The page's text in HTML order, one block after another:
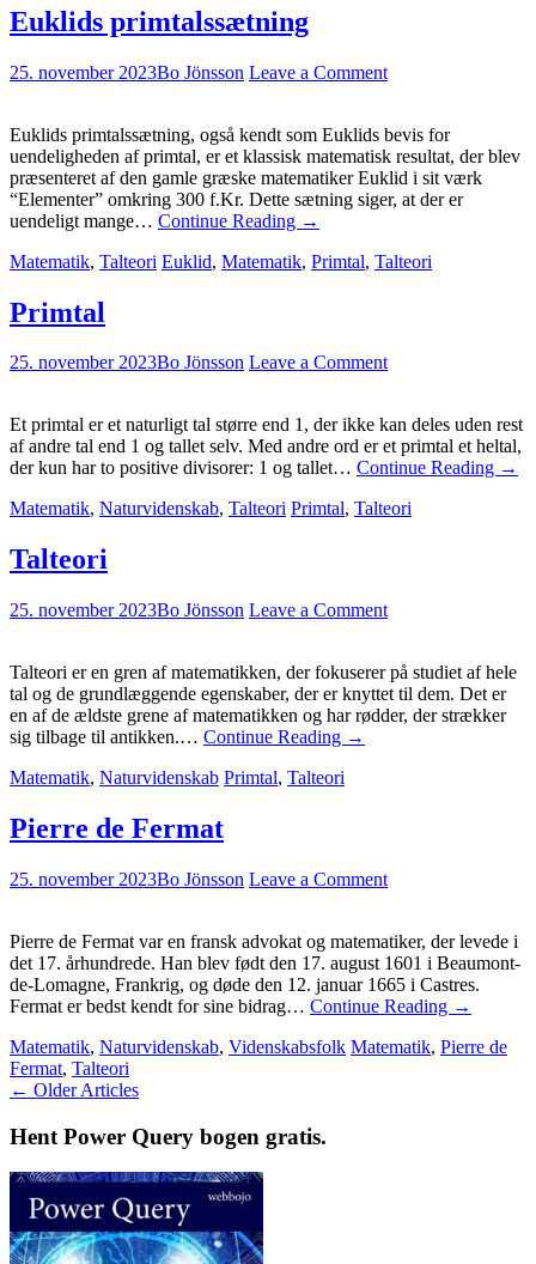
Euklids primtalssætning
25. november 2023Bo Jönsson Leave a Comment
Euklids primtalssætning, også kendt som Euklids bevis for
uendeligheden af primtal, er et klassisk matematisk resultat, der blev
præsenteret af den gamle græske matematiker Euklid i sit værk
“Elementer” omkring 300 f.Kr. Dette sætning siger, at der er
uendeligt mange… Continue Reading →
Matematik, Talteori Euklid, Matematik, Primtal, Talteori
Primtal
25. november 2023Bo Jönsson Leave a Comment
Et primtal er et naturligt tal større end 1, der ikke kan deles uden rest
af andre tal end 1 og tallet selv. Med andre ord er et primtal et heltal,
der kun har to positive divisorer: 1 og tallet… Continue Reading →
Matematik, Naturvidenskab, Talteori Primtal, Talteori
Talteori
25. november 2023Bo Jönsson Leave a Comment
Talteori er en gren af matematikken, der fokuserer på studiet af hele
tal og de grundlæggende egenskaber, der er knyttet til dem. Det er
en af de ældste grene af matematikken og har rødder, der strækker
sig tilbage til antikken.… Continue Reading →
Matematik, Naturvidenskab Primtal, Talteori
Pierre de Fermat
25. november 2023Bo Jönsson Leave a Comment
Pierre de Fermat var en fransk advokat og matematiker, der levede i
det 17. århundrede. Han blev født den 17. august 1601 i Beaumont-
de-Lomagne, Frankrig, og døde den 12. januar 1665 i Castres.
Fermat er bedst kendt for sine bidrag… Continue Reading →
Matematik, Naturvidenskab, Videnskabsfolk Matematik, Pierre de
Fermat, Talteori
Post
← Older Articles
Hent Power Query bogen gratis.